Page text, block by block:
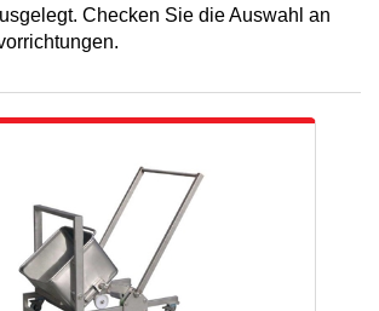
Checken Sie die Auswahl an